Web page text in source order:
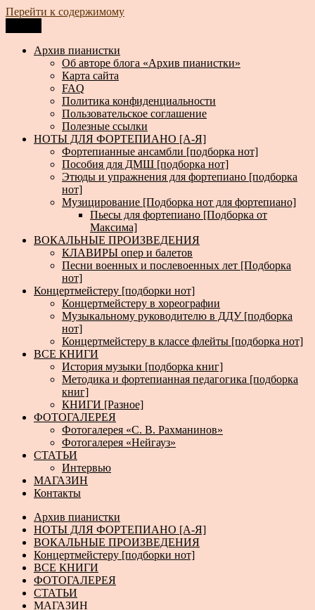
Перейти к содержимому
Архив пианистки
Всё для пианистов: ноты, книги, музыка, статьи…
Архив пианистки
Об авторе блога «Архив пианистки»
Карта сайта
FAQ
Политика конфиденциальности
Пользовательское соглашение
Полезные ссылки
НОТЫ ДЛЯ ФОРТЕПИАНО [А-Я]
Фортепианные ансамбли [подборка нот]
Пособия для ДМШ [подборка нот]
Этюды и упражнения для фортепиано [подборка
нот]
Музицирование [Подборка нот для фортепиано]
Пьесы для фортепиано [Подборка от
Максима]
ВОКАЛЬНЫЕ ПРОИЗВЕДЕНИЯ
КЛАВИРЫ опер и балетов
Песни военных и послевоенных лет [Подборка
нот]
Концертмейстеру [подборки нот]
Концертмейстеру в хореографии
Музыкальному руководителю в ДДУ [подборка
нот]
Концертмейстеру в классе флейты [подборка нот]
ВСЕ КНИГИ
История музыки [подборка книг]
Методика и фортепианная педагогика [подборка
книг]
КНИГИ [Разное]
ФОТОГАЛЕРЕЯ
Фотогалерея «С. В. Рахманинов»
Фотогалерея «Нейгауз»
СТАТЬИ
Интервью
МАГАЗИН
Контакты
Архив пианистки
НОТЫ ДЛЯ ФОРТЕПИАНО [А-Я]
ВОКАЛЬНЫЕ ПРОИЗВЕДЕНИЯ
Концертмейстеру [подборки нот]
ВСЕ КНИГИ
ФОТОГАЛЕРЕЯ
СТАТЬИ
МАГАЗИН